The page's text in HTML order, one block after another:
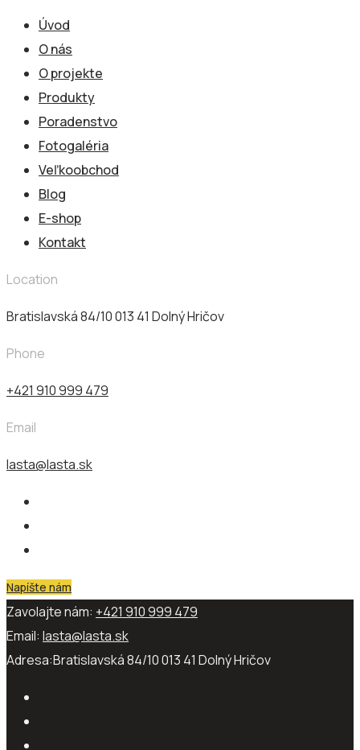
Úvod
O nás
O projekte
Produkty
Poradenstvo
Fotogaléria
Veľkoobchod
Blog
E-shop
Kontakt
Location
Bratislavská 84/10 013 41​ Dolný Hričov
Phone
+421 910 999 479
Email
lasta@lasta.sk
Napíšte nám
Zavolajte nám: +421 910 999 479
Email: lasta@lasta.sk
Adresa:Bratislavská 84/10 013 41​ Dolný Hričov